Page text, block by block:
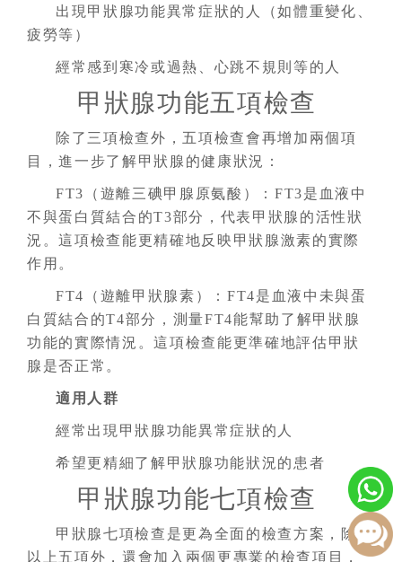
出現甲狀腺功能異常症狀的人（如體重變化、
疲勞等）
經常感到寒冷或過熱、心跳不規則等的人
甲狀腺功能五項檢查
除了三項檢查外，五項檢查會再增加兩個項
目，進一步了解甲狀腺的健康狀況：
FT3（遊離三碘甲腺原氨酸） ：FT3是血液中
不與蛋白質結合的T3部分，代表甲狀腺的活性狀
況。這項檢查能更精確地反映甲狀腺激素的實際
作用。
FT4（遊離甲狀腺素） ：FT4是血液中未與蛋
白質結合的T4部分，測量FT4能幫助了解甲狀腺
功能的實際情況。這項檢查能更準確地評估甲狀
腺是否正常。
適用人群
經常出現甲狀腺功能異常症狀的人
希望更精細了解甲狀腺功能狀況的患者
甲狀腺功能七項檢查
甲狀腺七項檢查是更為全面的檢查方案，除了
以上五項外，還會加入兩個更專業的檢查項目，